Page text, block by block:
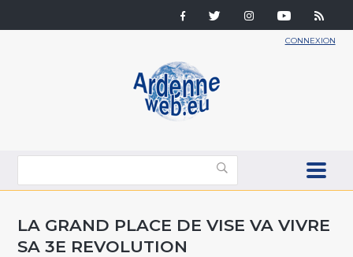
CONNEXION
LA GRAND PLACE DE VISE VA VIVRE
SA 3E REVOLUTION